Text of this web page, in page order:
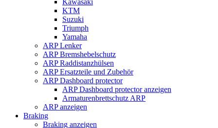
Kawasaki
KTM
Suzuki
Triumph
Yamaha
ARP Lenker
ARP Bremshebelschutz
ARP Raddistanzhülsen
ARP Ersatzteile und Zubehör
ARP Dashboard protector
ARP Dashboard protector anzeigen
Armaturenbrettschutz ARP
ARP anzeigen
Braking
Braking anzeigen